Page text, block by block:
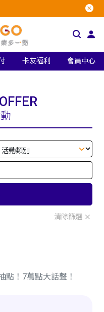
卡友福利 會員中心
清除篩選
點！7萬點大話聲！